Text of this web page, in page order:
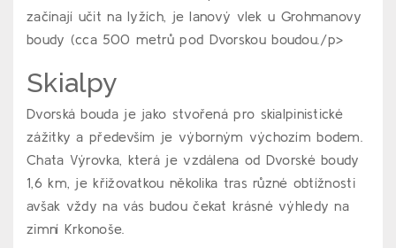
začínají učit na lyžích, je lanový vlek u Grohmanovy
boudy (cca 500 metrů pod Dvorskou boudou./p>
Skialpy
Dvorská bouda je jako stvořená pro skialpinistické
zážitky a především je výborným výchozím bodem.
Chata Výrovka, která je vzdálena od Dvorské boudy
1,6 km, je křižovatkou několika tras různé obtížnosti
avšak vždy na vás budou čekat krásné výhledy na
zimní Krkonoše.